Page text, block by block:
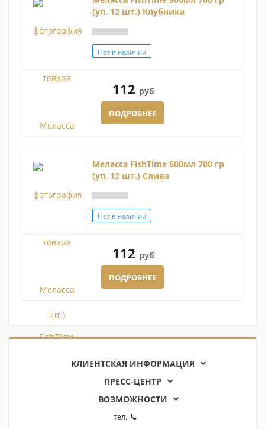
(уп. 12 шт.) Клубника
Нет в наличии
112 руб
ПОДРОБНЕЕ
Меласса FishTime 500мл 700 гр
(уп. 12 шт.) Слива
Нет в наличии
112 руб
ПОДРОБНЕЕ
КЛИЕНТСКАЯ ИНФОРМАЦИЯ
ПРЕСС-ЦЕНТР
ВОЗМОЖНОСТИ
тел.